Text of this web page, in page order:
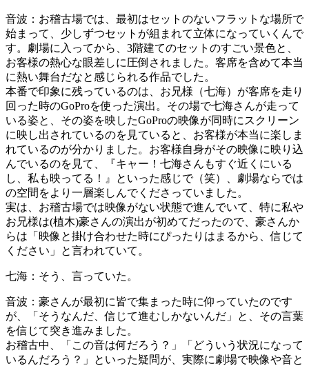
音波：お稽古場では、最初はセットのないフラットな場所で
始まって、少しずつセットが組まれて立体になっていくんで
す。劇場に入ってから、3階建てのセットのすごい景色と、
お客様の熱心な眼差しに圧倒されました。客席を含めて本当
に熱い舞台だなと感じられる作品でした。
本番で印象に残っているのは、お兄様（七海）が客席を走り
回った時のGoProを使った演出。その場で七海さんが走って
いる姿と、その姿を映したGoProの映像が同時にスクリーン
に映し出されているのを見ていると、お客様が本当に楽しま
れているのが分かりました。お客様自身がその映像に映り込
んでいるのを見て、『キャー！七海さんもすぐ近くにいる
し、私も映ってる！』といった感じで（笑）、劇場ならでは
の空間をより一層楽しんでくださっていました。
実は、お稽古場では映像がない状態で進んでいて、特に私や
お兄様は(植木)豪さんの演出が初めてだったので、豪さんか
らは「映像と掛け合わせた時にぴったりはまるから、信じて
ください」と言われていて。
七海：そう、言っていた。
音波：豪さんが最初に皆で集まった時に仰っていたのです
が、「そうなんだ、信じて進むしかないんだ」と、その言葉
を信じて突き進みました。
お稽古中、「この音は何だろう？」「どういう状況になって
いるんだろう？」といった疑問が、実際に劇場で映像や音と